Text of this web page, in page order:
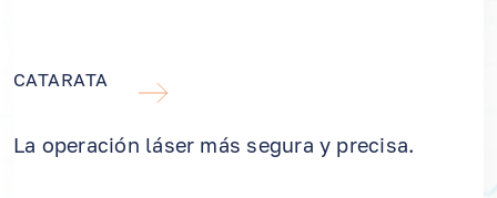
CATARATA
La operación láser más segura y precisa.